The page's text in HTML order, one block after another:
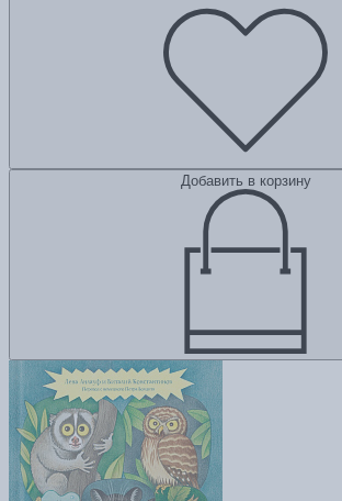
Добавить в корзину